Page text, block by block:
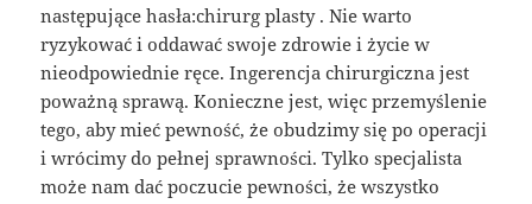
następujące hasła:chirurg plasty . Nie warto
ryzykować i oddawać swoje zdrowie i życie w
nieodpowiednie ręce. Ingerencja chirurgiczna jest
poważną sprawą. Konieczne jest, więc przemyślenie
tego, aby mieć pewność, że obudzimy się po operacji
i wrócimy do pełnej sprawności. Tylko specjalista
może nam dać poczucie pewności, że wszystko